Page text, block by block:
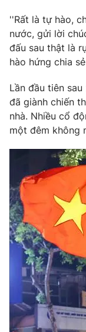
Hậu trường
Nhân vật
Giải sao mai
Giải trí
Điện ảnh
Âm nhạc
Sao
Đời sống
Làm đẹp
Chất lượng cuộc
Giáo dục
Tuyển sinh
Học trực tuyến
Công nghệ
Hitech Công
Sản phẩm
Thị trường
Tư vấn
Giao lưu trực
Lịch phát sóng
Chuyên mục khác
Emagazine
Photo
Video
''Rất là tự hào,
nước, gửi lời
đấu sau thật là
hào hứng chia
Lần đầu tiên
đã giành chiến
nhà. Nhiều cổ
một đêm không